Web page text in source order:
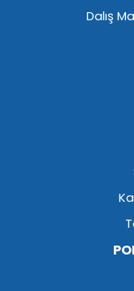
Dalış